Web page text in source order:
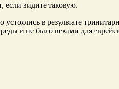
если видите таковую.
в результате
и не было веками для